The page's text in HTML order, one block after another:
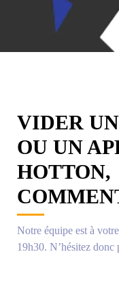
VIDER
OU UN
HOTTON,
Notre équipe est à
19h30. N’hésitez donc